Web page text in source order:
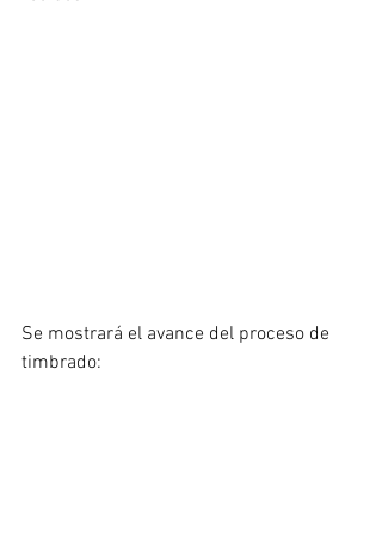
Se mostrará el avance del proceso de
timbrado: